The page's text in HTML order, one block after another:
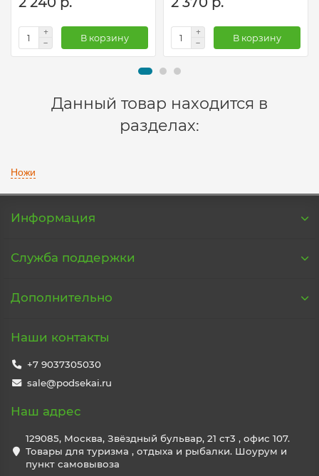
В корзину В корзину
Данный товар находится в
разделах:
Ножи
Информация
Служба поддержки
Дополнительно
Наши контакты
+7 9037305030
sale@podsekai.ru
Наш адрес
129085, Москва, Звёздный бульвар, 21 ст3 , офис 107.
Товары для туризма , отдыха и рыбалки. Шоурум и
пункт самовывоза